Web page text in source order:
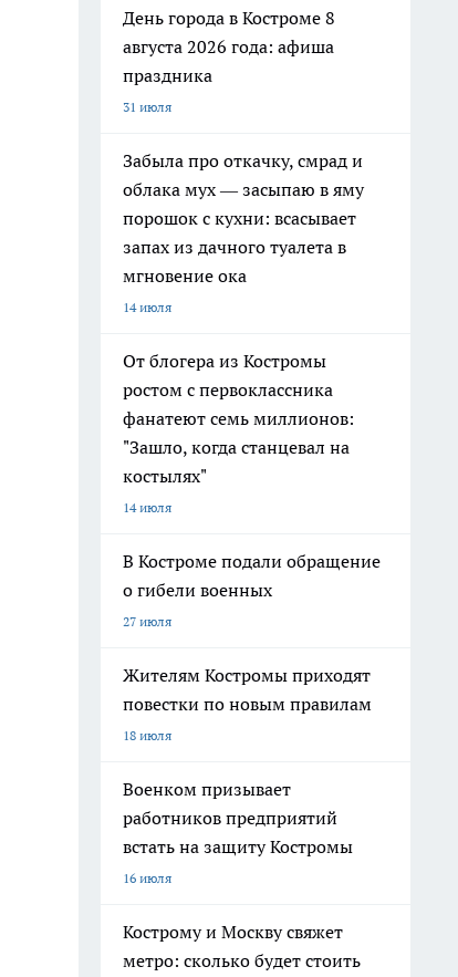
День города в Костроме 8
августа 2026 года: афиша
праздника
31 июля
Забыла про откачку, смрад и
облака мух — засыпаю в яму
порошок с кухни: всасывает
запах из дачного туалета в
мгновение ока
14 июля
От блогера из Костромы
ростом с первоклассника
фанатеют семь миллионов:
"Зашло, когда станцевал на
костылях"
14 июля
В Костроме подали обращение
о гибели военных
27 июля
Жителям Костромы приходят
повестки по новым правилам
18 июля
Военком призывает
работников предприятий
встать на защиту Костромы
16 июля
Кострому и Москву свяжет
метро: сколько будет стоить